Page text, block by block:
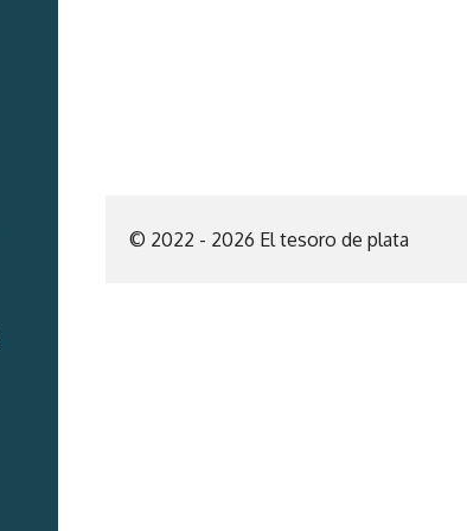
© 2022 - 2026 El tesoro de plata